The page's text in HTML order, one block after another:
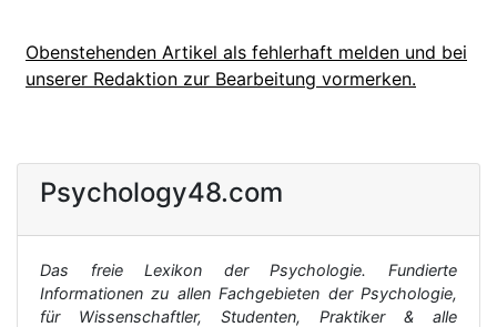
Obenstehenden Artikel als fehlerhaft melden und bei
unserer Redaktion zur Bearbeitung vormerken.
Psychology48.com
Das freie Lexikon der Psychologie. Fundierte
Informationen zu allen Fachgebieten der Psychologie,
für Wissenschaftler, Studenten, Praktiker & alle